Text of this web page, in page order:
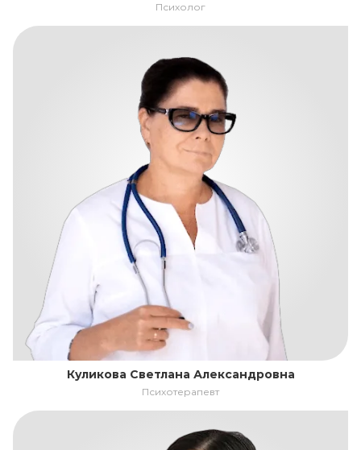
Психолог
Куликова Светлана Александровна
Психотерапевт